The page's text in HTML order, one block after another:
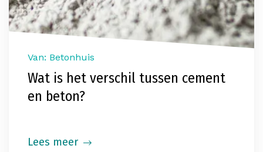
Van: Betonhuis
Wat is het verschil tussen cement
en beton?
Lees meer